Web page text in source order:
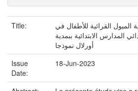
Title:
الميول القرائية للأطفال في
المدارس الابتدائية ببمدية
أورلال نموذجا
Issue
Date:
18-Jun-2023